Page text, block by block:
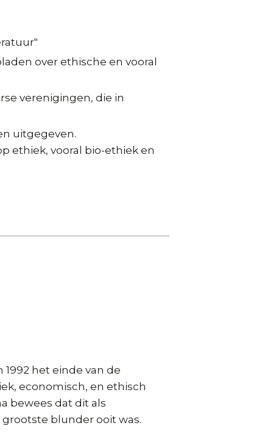
over ethische en vooral
verenigingen, die in
uitgegeven.
ethiek, vooral bio-ethiek en
1992 het einde van de
economisch, en ethisch
bewees dat dit als
blunder ooit was.